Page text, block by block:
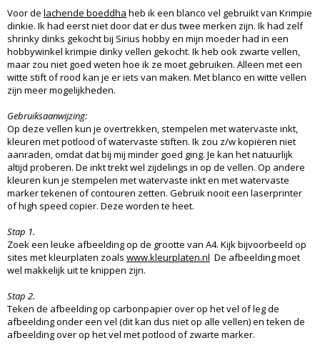
Voor de lachende boeddha heb ik een blanco vel gebruikt van Krimpie
dinkie. Ik had eerst niet door dat er dus twee merken zijn. Ik had zelf
shrinky dinks gekocht bij Sirius hobby en mijn moeder had in een
hobbywinkel krimpie dinky vellen gekocht. Ik heb ook zwarte vellen,
maar zou niet goed weten hoe ik ze moet gebruiken. Alleen met een
witte stift of rood kan je er iets van maken. Met blanco en witte vellen
zijn meer mogelijkheden.
Gebruiksaanwijzing:
Op deze vellen kun je overtrekken, stempelen met watervaste inkt,
kleuren met potlood of watervaste stiften. Ik zou z/w kopiëren niet
aanraden, omdat dat bij mij minder goed ging. Je kan het natuurlijk
altijd proberen. De inkt trekt wel zijdelings in op de vellen. Op andere
kleuren kun je stempelen met watervaste inkt en met watervaste
marker tekenen of contouren zetten. Gebruik nooit een laserprinter
of high speed copier. Deze worden te heet.
Stap 1.
Zoek een leuke afbeelding op de grootte van A4. Kijk bijvoorbeeld op
sites met kleurplaten zoals www.kleurplaten.nl De afbeelding moet
wel makkelijk uit te knippen zijn.
Stap 2.
Teken de afbeelding op carbonpapier over op het vel of leg de
afbeelding onder een vel (dit kan dus niet op alle vellen) en teken de
afbeelding over op het vel met potlood of zwarte marker.